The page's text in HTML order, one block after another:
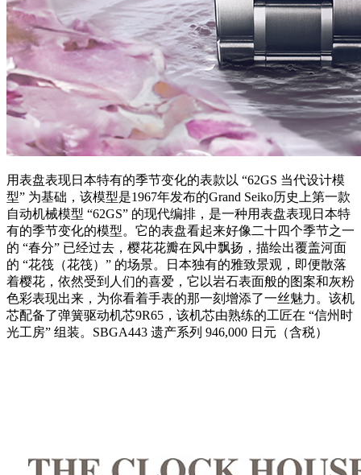
用表盘表现日本特有的季节变化的表款以 “62GS 当代设计模
型” 为基础，该模型是1967年发布的Grand Seiko历史上第一款
自动机械模型 “62GS” 的现代编排，是一种用表盘表现日本特
有的季节变化的模型。它的表盘看起来好像二十四个季节之一
的 “春分” 已经过去，樱花花瓣在风中飘扬，描绘出覆盖河面
的 “花筏（花筏）” 的场景。日本独有的雅致景观，即便散落
着樱花，依然受到人们的喜爱，它以岩石表面般的图案和灰粉
色彩表现出来，为你看着手表的那一刻增添了一丝魅力。该机
芯配备了弹簧驱动机芯9R65，该机芯由熟练的工匠在 “信州时
光工房” 组装。SBGA443 遗产系列 946,000 日元（含税）